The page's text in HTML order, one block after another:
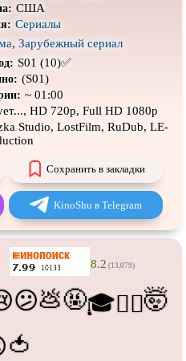
Про путешествияво времени
Про рыцарей
Про собак
Про супергероев
Про танцы
Про футбол
Про хоккей и
фигурное
катание
Про Юристов и
Режиссёрская версия
Сверхспособности
США
Сериалы
, Зарубежный сериал
S01 (10)✅
(S01)
~ 01:00
HD 720p, Full HD 1080p
Studio, LostFilm, RuDub, LE-
Сохранить в закладки
KinoShu в Telegram
8.2 (13,079)
😕💩🤬🎓😵‍💫🤯
🍅